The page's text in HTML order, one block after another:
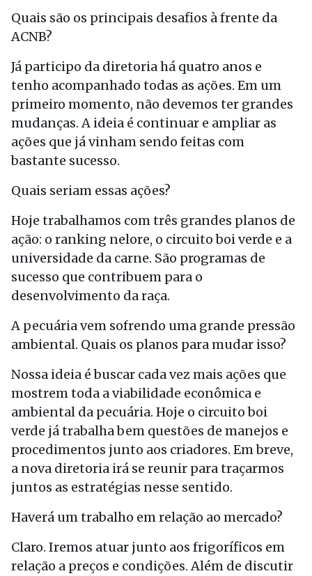
Quais são os principais desafios à frente da
ACNB?
Já participo da diretoria há quatro anos e
tenho acompanhado todas as ações. Em um
primeiro momento, não devemos ter grandes
mudanças. A ideia é continuar e ampliar as
ações que já vinham sendo feitas com
bastante sucesso.
Quais seriam essas ações?
Hoje trabalhamos com três grandes planos de
ação: o ranking nelore, o circuito boi verde e a
universidade da carne. São programas de
sucesso que contribuem para o
desenvolvimento da raça.
A pecuária vem sofrendo uma grande pressão
ambiental. Quais os planos para mudar isso?
Nossa ideia é buscar cada vez mais ações que
mostrem toda a viabilidade econômica e
ambiental da pecuária. Hoje o circuito boi
verde já trabalha bem questões de manejos e
procedimentos junto aos criadores. Em breve,
a nova diretoria irá se reunir para traçarmos
juntos as estratégias nesse sentido.
Haverá um trabalho em relação ao mercado?
Claro. Iremos atuar junto aos frigoríficos em
relação a preços e condições. Além de discutir